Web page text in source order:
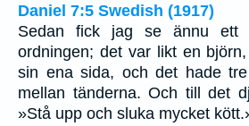
Daniel 7:5 Swedish (1917)
Sedan fick jag se ännu ett
ordningen; det var likt en
sin ena sida, och det hade
mellan tänderna. Och till det
»Stå upp och sluka mycket